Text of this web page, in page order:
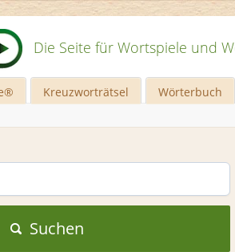
Die Seite für Wortspiele und
Kreuzworträtsel Wörterbuch
Suchen